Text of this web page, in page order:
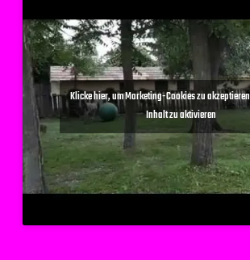
Klicke hier, um Marketing-Cookies zu
Inhalt zu aktivieren